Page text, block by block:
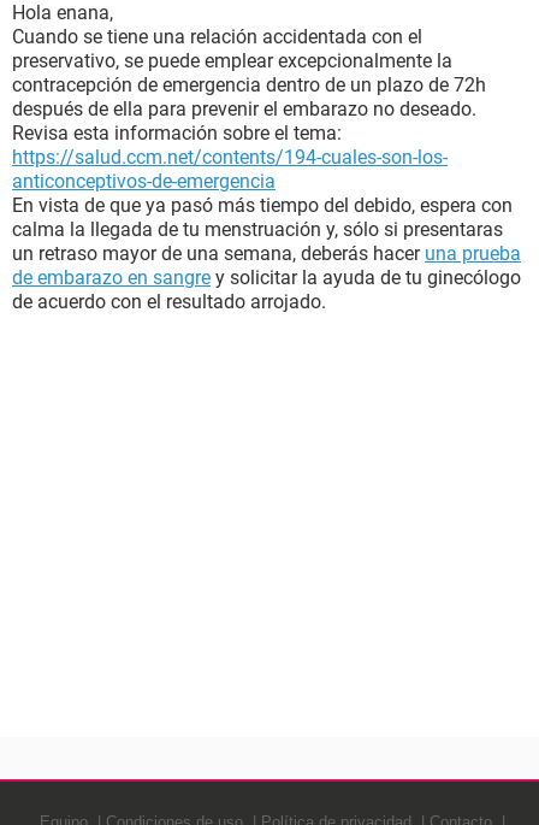
Hola enana,
Cuando se tiene una relación accidentada con el
preservativo, se puede emplear excepcionalmente la
contracepción de emergencia dentro de un plazo de 72h
después de ella para prevenir el embarazo no deseado.
Revisa esta información sobre el tema:
https://salud.ccm.net/contents/194-cuales-son-los-
anticonceptivos-de-emergencia
En vista de que ya pasó más tiempo del debido, espera con
calma la llegada de tu menstruación y, sólo si presentaras
un retraso mayor de una semana, deberás hacer una prueba
de embarazo en sangre y solicitar la ayuda de tu ginecólogo
de acuerdo con el resultado arrojado.